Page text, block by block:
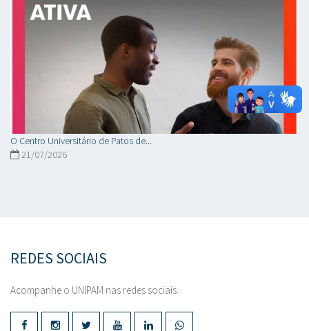
O Centro Universitário de Patos de...
21/07/2026
REDES SOCIAIS
Acompanhe o UNIPAM nas redes sociais.